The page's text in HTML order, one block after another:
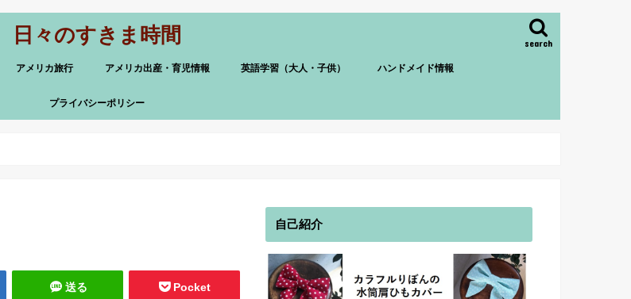
日々のすきま時間 search
アメリカ旅行 アメリカ出産・育児情報 英語学習（大人・子供） ハンドメイド情報
プライバシーポリシー
送る Pocket
自己紹介